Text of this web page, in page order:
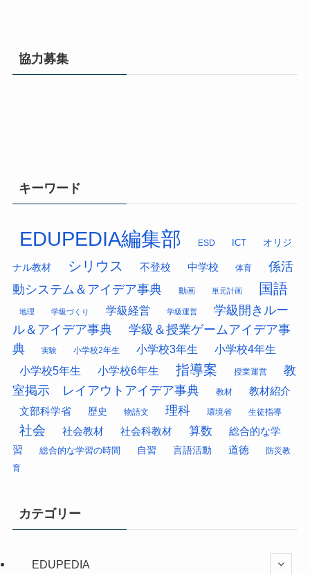
協力募集
キーワード
EDUPEDIA編集部 ESD ICT オリジ
ナル教材 シリウス 不登校 中学校 体育
係活
動システム＆アイデア事典
動画 単元計画 国語
地理 学級づくり 学級経営 学級運営
学級開きルー
ル＆アイデア事典
学級＆授業ゲームアイデア事
典
実験 小学校2年生 小学校3年生
小学校4年生
小学校5年生
小学校6年生 指導案 授業運営
教
室掲示 レイアウトアイデア事典
教材 教材紹介
文部科学省 歴史 物語文 理科 環境省 生徒指導
社会 社会教材 社会科教材 算数
総合的な学
習
総合的な学習の時間 自習 言語活動 道徳 防災教
育
カテゴリー
EDUPEDIA